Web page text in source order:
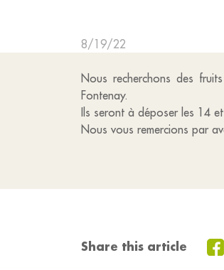
8/19/22
Nous recherchons des
Fontenay.
Ils seront à déposer les 14
Nous vous remercions par
Le
Share this article